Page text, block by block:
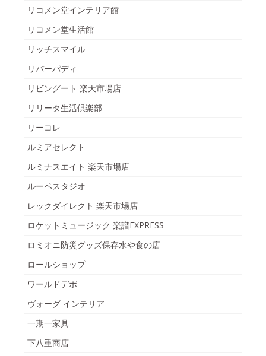
リコメン堂インテリア館
リコメン堂生活館
リッチスマイル
リバーパディ
リビングート 楽天市場店
リリータ生活倶楽部
リーコレ
ルミアセレクト
ルミナスエイト 楽天市場店
ルーペスタジオ
レックダイレクト 楽天市場店
ロケットミュージック 楽譜EXPRESS
ロミオニ防災グッズ保存水や食の店
ロールショップ
ワールドデポ
ヴォーグ インテリア
一期一家具
下八重商店